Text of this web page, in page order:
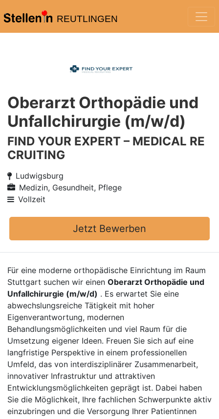
REUTLINGEN
Oberarzt Orthopädie und
Unfallchirurgie (m/w/d)
FIND YOUR EXPERT – MEDICAL RE
CRUITING
Ludwigsburg
Medizin, Gesundheit, Pflege
Vollzeit
Jetzt Bewerben
Für eine moderne orthopädische Einrichtung im Raum
Stuttgart suchen wir einen Oberarzt Orthopädie und
Unfallchirurgie (m/w/d) . Es erwartet Sie eine
abwechslungsreiche Tätigkeit mit hoher
Eigenverantwortung, modernen
Behandlungsmöglichkeiten und viel Raum für die
Umsetzung eigener Ideen. Freuen Sie sich auf eine
langfristige Perspektive in einem professionellen
Umfeld, das von interdisziplinärer Zusammenarbeit,
innovativer Infrastruktur und attraktiven
Entwicklungsmöglichkeiten geprägt ist. Dabei haben
Sie die Möglichkeit, Ihre fachlichen Schwerpunkte aktiv
einzubringen und die Versorgung Ihrer Patientinnen